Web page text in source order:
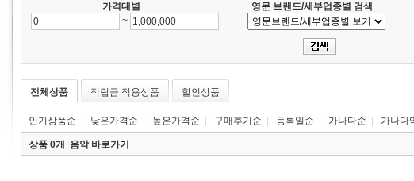
가격대별
영문 브랜드/세부업종별 검색
~
전체상품 적립금 적용상품 할인상품
인기상품순 낮은가격순 높은가격순 구매후기순 등록일순 가나다순 가나다
상품 0개 음악 바로가기